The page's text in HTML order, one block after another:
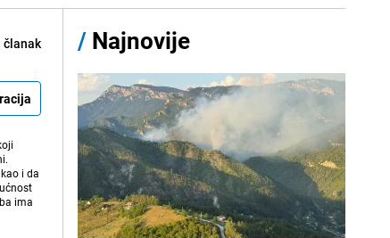
članak
i da
ima
/ Najnovije